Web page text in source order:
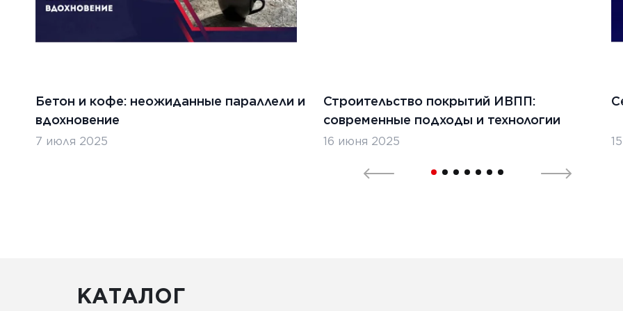
2024 г.
бетонных дорог в
Беларусь
5 декабря 2024 г.
Строительство бетонных дорог в
Казахстане
Бетон и кофе: неожиданные параллели и
вдохновение
7 июля 2025
Строительство покрытий ИВПП:
современные подходы и технологии
16 июня 2025
КАТАЛОГ